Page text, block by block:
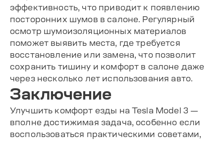
эффективность, что приводит к появлению
посторонних шумов в салоне. Регулярный
осмотр шумоизоляционных материалов
поможет выявить места, где требуется
восстановление или замена, что позволит
сохранить тишину и комфорт в салоне даже
через несколько лет использования авто.
Заключение
Улучшить комфорт езды на Tesla Model 3 —
вполне достижимая задача, особенно если
воспользоваться практическими советами,